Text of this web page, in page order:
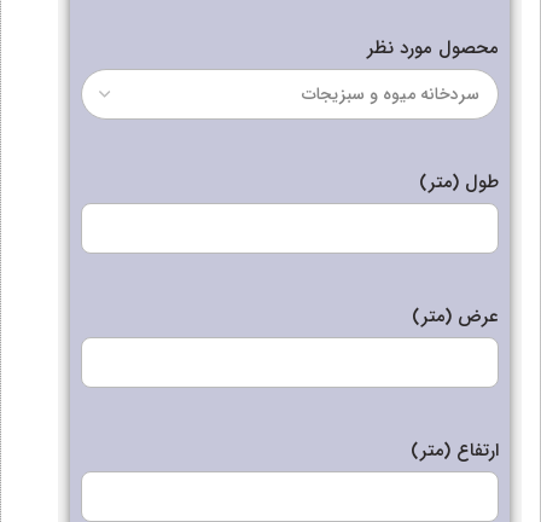
محصول مورد نظر
طول (متر)
عرض (متر)
ارتفاع (متر)